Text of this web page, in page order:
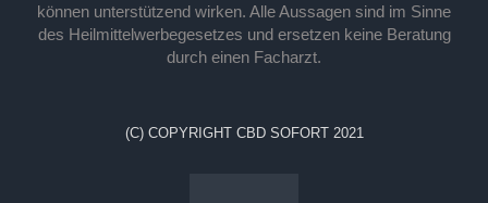
können unterstützend wirken. Alle Aussagen sind im Sinne
des Heilmittelwerbegesetzes und ersetzen keine Beratung
durch einen Facharzt.
(C) COPYRIGHT CBD SOFORT 2021